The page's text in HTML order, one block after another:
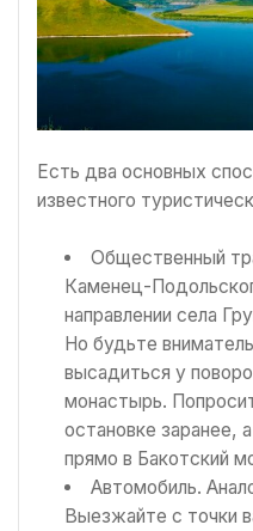
Есть два основных
известного
Общественный
Каменец-
направлении села
Но будьте
высадиться у
монастырь.
остановке заранее,
прямо в Бакотский
Автомобиль.
Выезжайте с точки